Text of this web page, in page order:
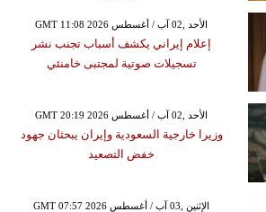
GMT 11:08 2026 الأحد ,02 آب / أغسطس
إعلام إيراني يكشف أسباب تجنب نشر
تسجيلات صوتية لمجتبى خامنئي
GMT 20:19 2026 الأحد ,02 آب / أغسطس
وزيرا خارجية السعودية وإيران يبحثان جهود
خفض التصعيد
GMT 07:57 2026 الإثنين ,03 آب / أغسطس